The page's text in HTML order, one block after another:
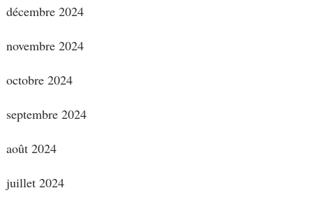
décembre 2024
novembre 2024
octobre 2024
septembre 2024
août 2024
juillet 2024